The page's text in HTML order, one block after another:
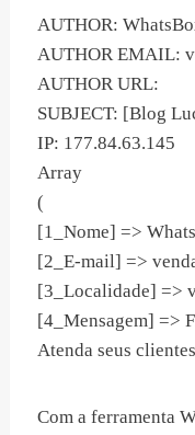
AUTHOR:
AUTHOR EMAIL:
AUTHOR URL:
SUBJECT: [Blog
IP: 177.84.63.145
Array
(
[1_Nome] =>
[2_E-mail] =>
[3_Localidade] =>
[4_Mensagem] =>
Atenda seus
Com a ferramenta